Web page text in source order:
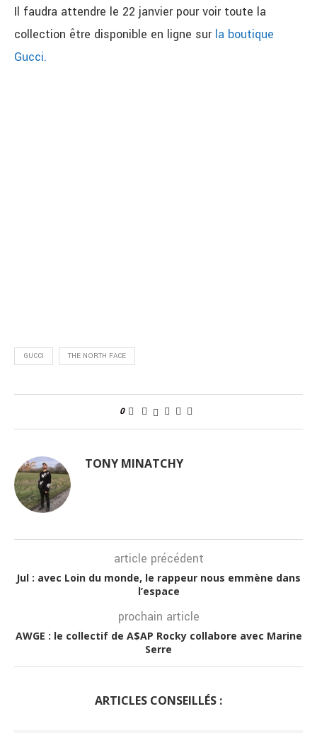
Il faudra attendre le 22 janvier pour voir toute la
collection être disponible en ligne sur la boutique
Gucci.
GUCCI THE NORTH FACE
0
TONY MINATCHY
article précédent
Jul : avec Loin du monde, le rappeur nous emmène dans
l’espace
prochain article
AWGE : le collectif de A$AP Rocky collabore avec Marine
Serre
ARTICLES CONSEILLÉS :